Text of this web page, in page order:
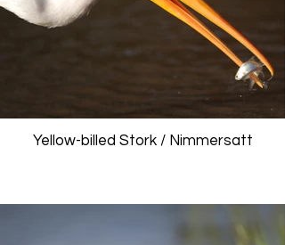
Yellow-billed Stork / Nimmersatt